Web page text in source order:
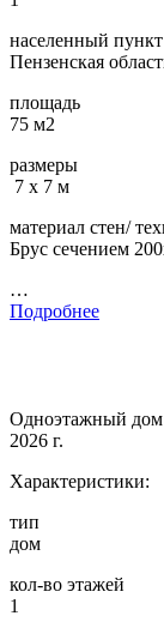
населенный пункт
Пензенская
площадь
75 м2
размеры
7 х 7 м
материал стен/
Брус сечением
…
Подробнее
Одноэтажный дом
2026 г.
Характеристики:
тип
дом
кол-во этажей
1